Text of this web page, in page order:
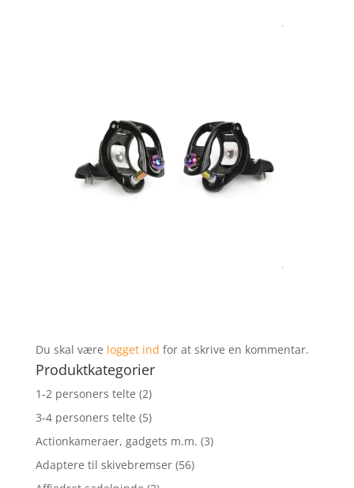
Du skal være logget ind for at skrive en kommentar.
Produktkategorier
1-2 personers telte (2)
3-4 personers telte (5)
Actionkameraer, gadgets m.m. (3)
Adaptere til skivebremser (56)